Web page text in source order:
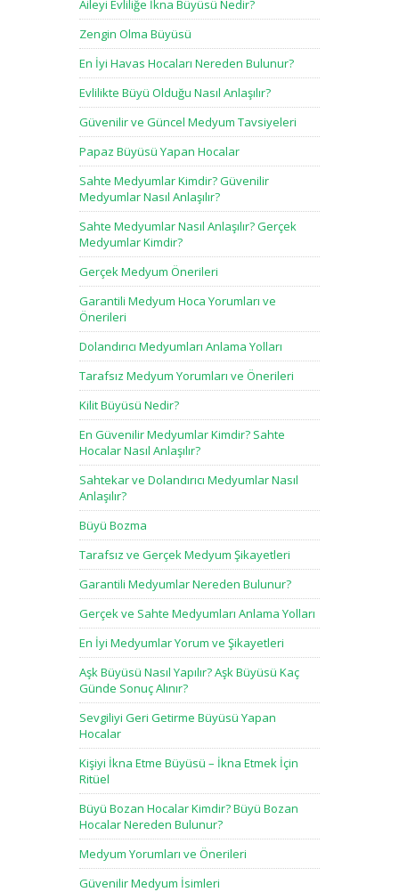
Aileyi Evliliğe İkna Büyüsü Nedir?
Zengin Olma Büyüsü
En İyi Havas Hocaları Nereden Bulunur?
Evlilikte Büyü Olduğu Nasıl Anlaşılır?
Güvenilir ve Güncel Medyum Tavsiyeleri
Papaz Büyüsü Yapan Hocalar
Sahte Medyumlar Kimdir? Güvenilir
Medyumlar Nasıl Anlaşılır?
Sahte Medyumlar Nasıl Anlaşılır? Gerçek
Medyumlar Kimdir?
Gerçek Medyum Önerileri
Garantili Medyum Hoca Yorumları ve
Önerileri
Dolandırıcı Medyumları Anlama Yolları
Tarafsız Medyum Yorumları ve Önerileri
Kilit Büyüsü Nedir?
En Güvenilir Medyumlar Kimdir? Sahte
Hocalar Nasıl Anlaşılır?
Sahtekar ve Dolandırıcı Medyumlar Nasıl
Anlaşılır?
Büyü Bozma
Tarafsız ve Gerçek Medyum Şikayetleri
Garantili Medyumlar Nereden Bulunur?
Gerçek ve Sahte Medyumları Anlama Yolları
En İyi Medyumlar Yorum ve Şikayetleri
Aşk Büyüsü Nasıl Yapılır? Aşk Büyüsü Kaç
Günde Sonuç Alınır?
Sevgiliyi Geri Getirme Büyüsü Yapan
Hocalar
Kişiyi İkna Etme Büyüsü – İkna Etmek İçin
Ritüel
Büyü Bozan Hocalar Kimdir? Büyü Bozan
Hocalar Nereden Bulunur?
Medyum Yorumları ve Önerileri
Güvenilir Medyum İsimleri